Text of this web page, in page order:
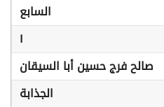
السابع
١
صالح فرج حسين أبا السيقان
الجذابة